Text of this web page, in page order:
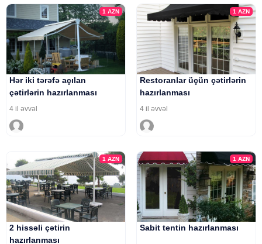
1AZN
Hər iki tərəfə açılan
çətirlərin hazırlanması
4 il əvvəl
1 AZN
Restoranlar üçün çətirlərin
hazırlanması
4 il əvvəl
1AZN
2 hissəli çətirin
hazırlanması
1 AZN
Sabit tentin hazırlanması